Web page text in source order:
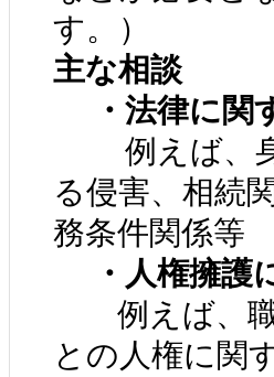
す。）
主な相談
・法律に関
例えば、身
る侵害、相続
務条件関係等
・人権擁護
例えば、職
との人権に関